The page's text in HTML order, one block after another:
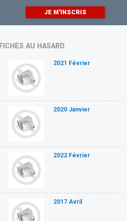
JE M'INSCRIS
FICHES AU HASARD
2021 Février
2020 Janvier
2022 Février
2017 Avril